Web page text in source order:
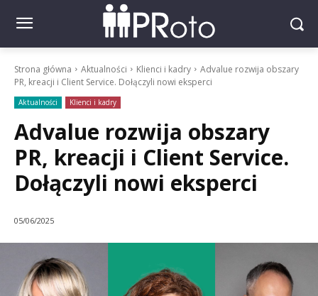
Strona główna Aktualności Klienci i kadry
Advalue rozwija obszary
PR, kreacji i Client Service. Dołączyli nowi eksperci
Aktualności Klienci i kadry
Advalue rozwija obszary
PR, kreacji i Client Service.
Dołączyli nowi eksperci
05/06/2025